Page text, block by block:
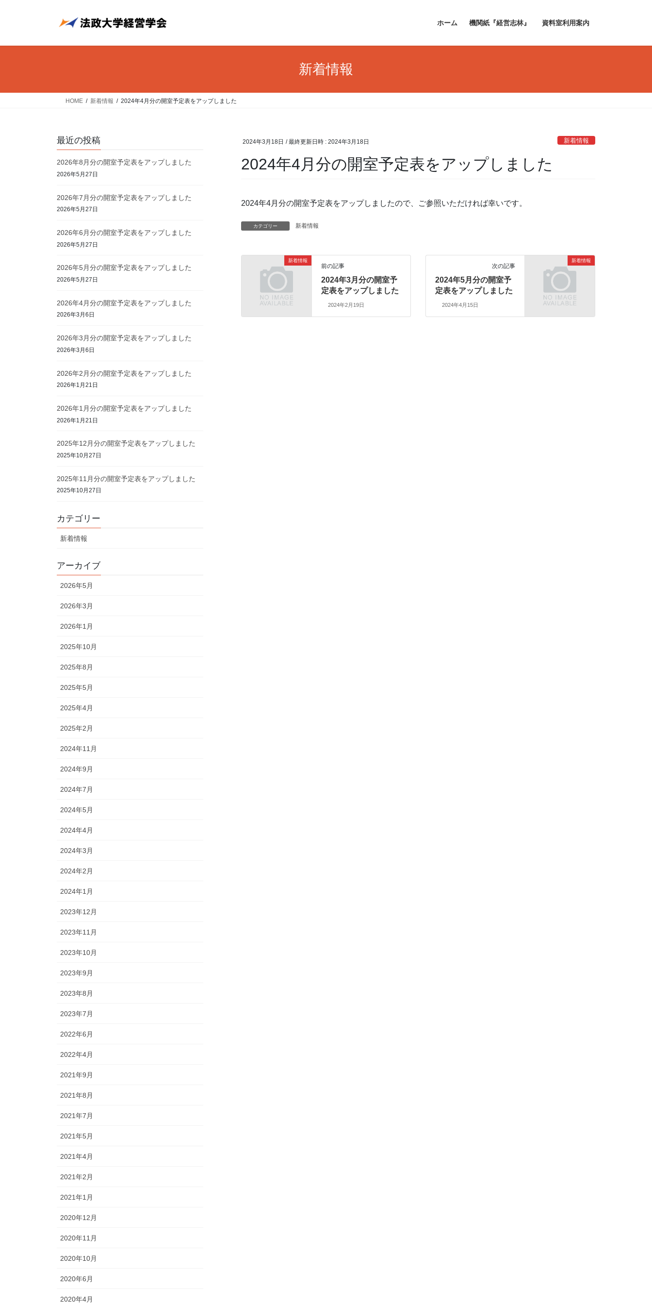
ホーム 機関紙『経営志林』 資料室利用案内
新着情報
HOME 新着情報 2024年4月分の開室予定表をアップしました
2024年3月18日 / 最終更新日時 : 2024年3月18日 新着情報
2024年4月分の開室予定表をアップしました
2024年4月分の開室予定表をアップしましたので、ご参照いただければ幸いです。
カテゴリー 新着情報
新着情報
前の記事
2024年3月分の開室予
定表をアップしました
2024年2月19日
新着情報
次の記事
2024年5月分の開室予
定表をアップしました
2024年4月15日
最近の投稿
2026年8月分の開室予定表をアップしました
2026年5月27日
2026年7月分の開室予定表をアップしました
2026年5月27日
2026年6月分の開室予定表をアップしました
2026年5月27日
2026年5月分の開室予定表をアップしました
2026年5月27日
2026年4月分の開室予定表をアップしました
2026年3月6日
2026年3月分の開室予定表をアップしました
2026年3月6日
2026年2月分の開室予定表をアップしました
2026年1月21日
2026年1月分の開室予定表をアップしました
2026年1月21日
2025年12月分の開室予定表をアップしました
2025年10月27日
2025年11月分の開室予定表をアップしました
2025年10月27日
カテゴリー
新着情報
アーカイブ
2026年5月
2026年3月
2026年1月
2025年10月
2025年8月
2025年5月
2025年4月
2025年2月
2024年11月
2024年9月
2024年7月
2024年5月
2024年4月
2024年3月
2024年2月
2024年1月
2023年12月
2023年11月
2023年10月
2023年9月
2023年8月
2023年7月
2022年6月
2022年4月
2021年9月
2021年8月
2021年7月
2021年5月
2021年4月
2021年2月
2021年1月
2020年12月
2020年11月
2020年10月
2020年6月
2020年4月